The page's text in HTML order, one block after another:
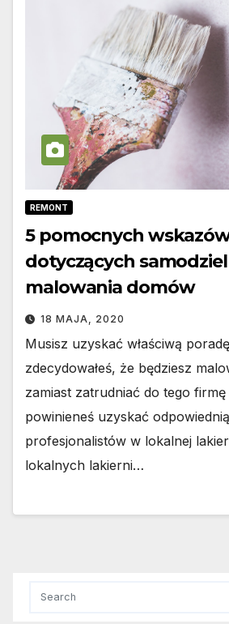
REMONT
5 pomocnych
dotyczących
malowania domów
18 MAJA, 2020
Musisz uzyskać właściwą
zdecydowałeś, że będziesz
zamiast zatrudniać do tego
powinieneś uzyskać
profesjonalistów w lokalnej
lokalnych lakierni…